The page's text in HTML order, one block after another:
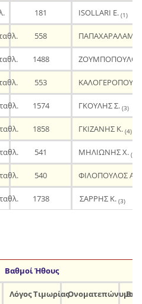
181 ISOLLARI E.(1)
558
1488
553
1574 ΓΚΟΥΛΗΣ Σ.(3)
1858 ΓΚΙΖΑΝΗΣ Κ.(4)
541 ΜΗΛΙΩΝΗΣ Χ.(8)
540 ΦΙΛΟΠΟΥΛΟΣ Α.
1738 ΣΑΡΡΗΣ Κ.(3)
Βαθμοί Ήθους
Λόγος ΤιμωρίαςΟνοματεπώνυμο